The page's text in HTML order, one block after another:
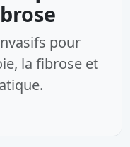
pour
la fibrose et